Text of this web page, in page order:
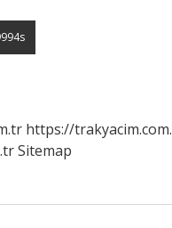
https://
Sitemap